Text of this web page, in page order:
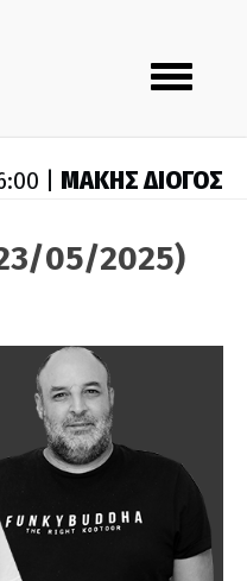
Toggle
navigation
| ΜΑΚΗΣ ΔΙΟΓΟΣ
05/2025)